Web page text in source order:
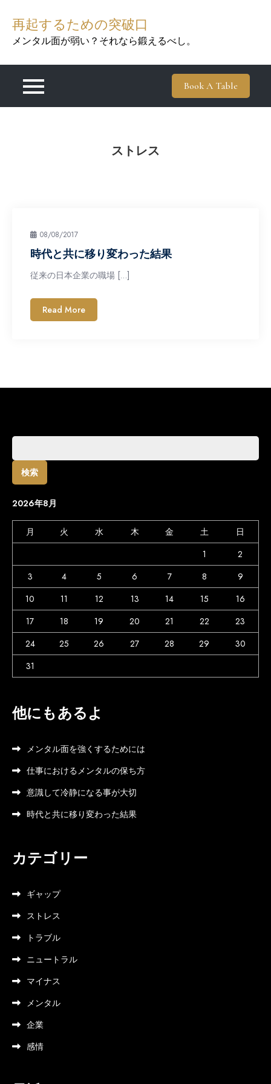
content
再起するための突破口
メンタル面が弱い？それなら鍛えるべし。
Book A Table
ストレス
08/08/2017
時代と共に移り変わった結果
従来の日本企業の職場 […]
Read More
索:
2026年8月
月 火 水 木 金 土
日
1
2
3
4 5 6 7 8
9
10
11 12 13 14 15
16
17
18 19 20 21 22
23
24
25 26 27 28 29
30
31
他にもあるよ
メンタル面を強くするためには
仕事におけるメンタルの保ち方
意識して冷静になる事が大切
時代と共に移り変わった結果
カテゴリー
ギャップ
ストレス
トラブル
ニュートラル
マイナス
メンタル
企業
感情